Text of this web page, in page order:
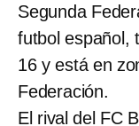
Segunda
futbol español,
16 y está en
Federación.
El rival del FC